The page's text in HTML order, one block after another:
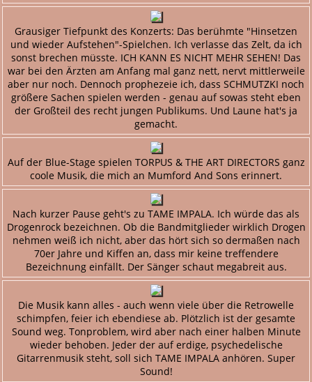
Grausiger Tiefpunkt des Konzerts: Das berühmte "Hinsetzen
und wieder Aufstehen"-Spielchen. Ich verlasse das Zelt, da ich
sonst brechen müsste. ICH KANN ES NICHT MEHR SEHEN! Das
war bei den Ärzten am Anfang mal ganz nett, nervt mittlerweile
aber nur noch. Dennoch prophezeie ich, dass SCHMUTZKI noch
größere Sachen spielen werden - genau auf sowas steht eben
der Großteil des recht jungen Publikums. Und Laune hat's ja
gemacht.
Auf der Blue-Stage spielen TORPUS & THE ART DIRECTORS ganz
coole Musik, die mich an Mumford And Sons erinnert.
Nach kurzer Pause geht's zu TAME IMPALA. Ich würde das als
Drogenrock bezeichnen. Ob die Bandmitglieder wirklich Drogen
nehmen weiß ich nicht, aber das hört sich so dermaßen nach
70er Jahre und Kiffen an, dass mir keine treffendere
Bezeichnung einfällt. Der Sänger schaut megabreit aus.
Die Musik kann alles - auch wenn viele über die Retrowelle
schimpfen, feier ich ebendiese ab. Plötzlich ist der gesamte
Sound weg. Tonproblem, wird aber nach einer halben Minute
wieder behoben. Jeder der auf erdige, psychedelische
Gitarrenmusik steht, soll sich TAME IMPALA anhören. Super
Sound!